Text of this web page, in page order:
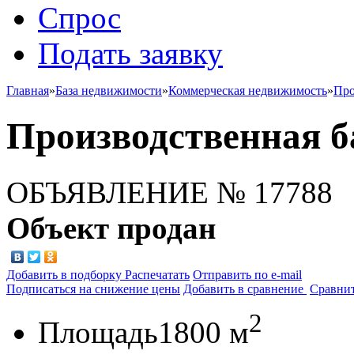
Спрос
Подать заявку
Главная»База недвижимости»Коммерческая недвижимость»
Производственная
ОБЪЯВЛЕНИЕ № 17788
Объект продан
Добавить в подборку Распечатать Отправить по e-mail
Подписаться на снижение цены Добавить в сравнение
Площадь1800 м2